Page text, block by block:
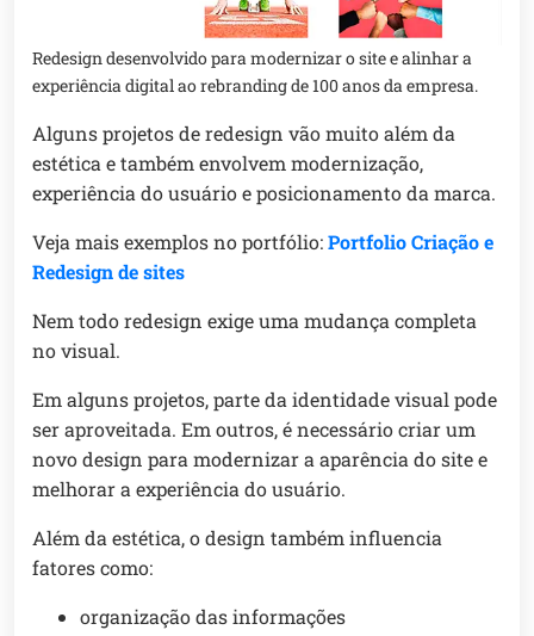
Redesign desenvolvido para modernizar o site e alinhar a
experiência digital ao rebranding de 100 anos da empresa.
Alguns projetos de redesign vão muito além da
estética e também envolvem modernização,
experiência do usuário e posicionamento da marca.
Veja mais exemplos no portfólio:Portfolio Criação e
Redesign de sites
Nem todo redesign exige uma mudança completa
no visual.
Em alguns projetos, parte da identidade visual pode
ser aproveitada. Em outros, é necessário criar um
novo design para modernizar a aparência do site e
melhorar a experiência do usuário.
Além da estética, o design também influencia
fatores como:
organização das informações